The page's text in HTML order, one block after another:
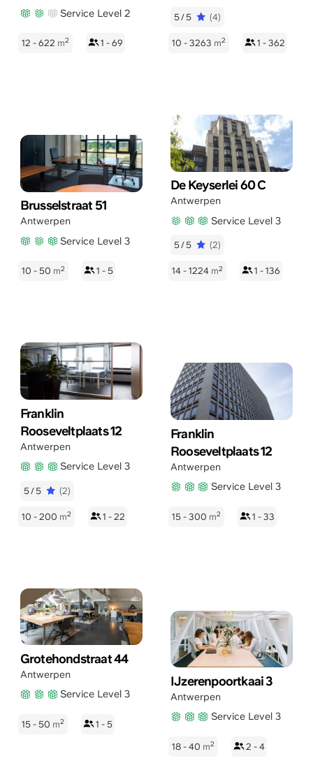
Service Level 2
12 - 622 m2 1 - 69
5/5 (4)
10 - 3263 m2 1 - 362
Brusselstraat 51
Antwerpen
Service Level 3
10 - 50 m2 1 - 5
De Keyserlei 60 C
Antwerpen
Service Level 3
5/5 (2)
14 - 1224 m2 1 - 136
Franklin
Rooseveltplaats 12
Antwerpen
Service Level 3
5/5 (2)
10 - 200 m2 1 - 22
Franklin
Rooseveltplaats 12
Antwerpen
Service Level 3
15 - 300 m2 1 - 33
Grotehondstraat 44
Antwerpen
Service Level 3
15 - 50 m2 1 - 5
IJzerenpoortkaai 3
Antwerpen
Service Level 3
18 - 40 m2 2 - 4